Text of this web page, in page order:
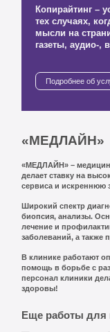
Копирайтинг –
тех случаях,
мысли на
газеты, аудио-,
Подробнее об
«МЕДЛАЙН»
«МЕДЛАЙН» –
делает ставку на
сервиса и искреннюю
Широкий спектр
биопсия, анализы.
лечение и
заболеваний, а также
В клинике работают
помощь в борьбе с
персонал клиники
здоровы!
Еще работы